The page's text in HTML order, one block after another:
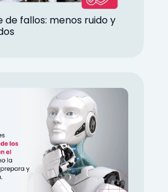
de fallos: menos ruido y